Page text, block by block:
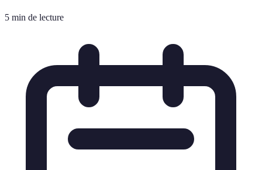
5 min de lecture